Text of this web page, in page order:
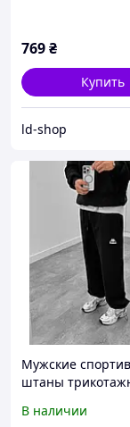
769₴
Купить
ld-shop
Мужские
штаны
В наличии